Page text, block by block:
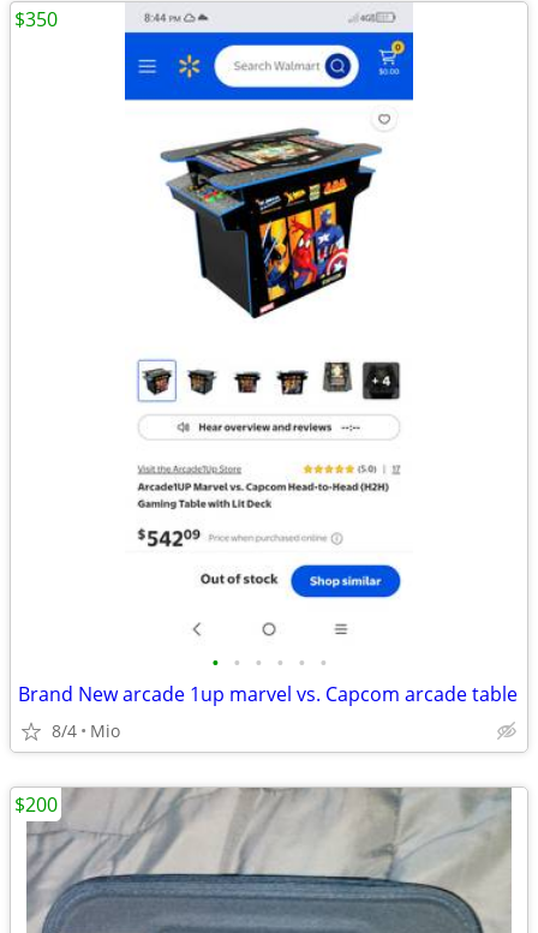
• • • • • •
Brand New arcade 1up marvel vs. Capcom arcade table
8/4 Mio
$350
$200